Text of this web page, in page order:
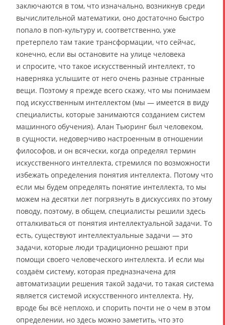
заключаются в том, что изначально, возникнув среди
вычислительной математики, оно достаточно быстро
попало в поп-культуру и, соответственно, уже
претерпело там такие трансформации, что сейчас,
конечно, если вы остановите на улице человека
и спросите, что такое искусственный интеллект, то
наверняка услышите от него очень разные странные
вещи. Поэтому я прежде всего скажу, что мы понимаем
под искусственным интеллектом (мы — имеется в виду
специалисты, которые занимаются созданием систем
машинного обучения). Алан Тьюринг был человеком,
в сущности, недоверчиво настроенным в отношении
философов, и он всячески, когда определял термин
искусственного интеллекта, стремился по возможности
избежать определения понятия интеллекта. Потому что
если мы будем определять понятие интеллекта, то мы
можем на десятки лет погрязнуть в дискуссиях по этому
поводу, поэтому, в общем, специалисты решили здесь
отталкиваться от понятия интеллектуальной задачи. То
есть, существуют интеллектуальные задачи — это
задачи, которые люди традиционно решают при
помощи своего человеческого интеллекта. И если мы
создаём систему, которая предназначена для
автоматизации решения такой задачи, то такая система
является системой искусственного интеллекта. Ну,
вроде бы всё неплохо, и спорить почти не о чем в этом
определении, но здесь можно заметить, что это